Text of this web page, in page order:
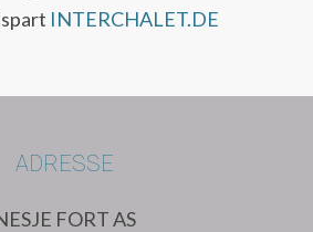
INTERCHALET.DE
ADRESSE
FORT AS